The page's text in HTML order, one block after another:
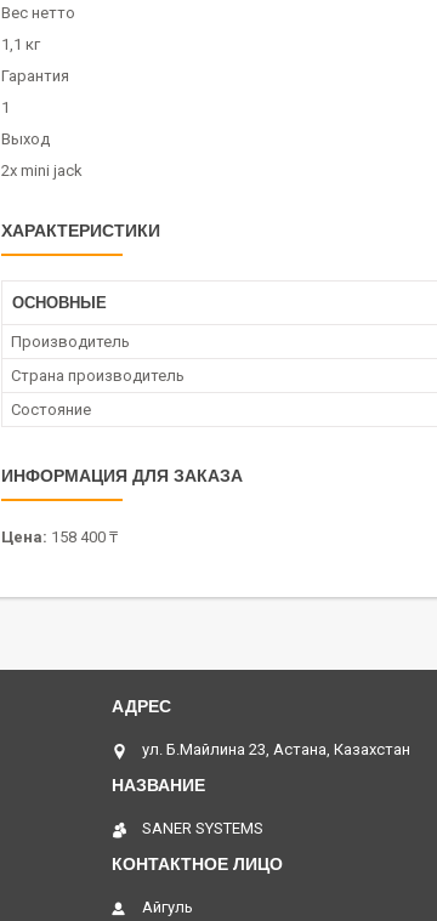
Вес нетто
1,1 кг
Гарантия
1
Выход
2х mini jack
ХАРАКТЕРИСТИКИ
ОСНОВНЫЕ
Производитель
Страна производитель
Состояние
ИНФОРМАЦИЯ ДЛЯ ЗАКАЗА
Цена: 158 400 ₸
ул. Б.Майлина 23, Астана, Казахстан
SANER SYSTEMS
Айгуль